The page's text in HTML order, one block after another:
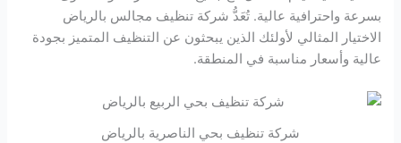
بسرعة واحترافية عالية. تُعَدُّ شركة تنظيف مجالس بالرياض
الاختيار المثالي لأولئك الذين يبحثون عن التنظيف المتميز بجودة
عالية وأسعار مناسبة في المنطقة.
شركة تنظيف بحي الناصرية بالرياض